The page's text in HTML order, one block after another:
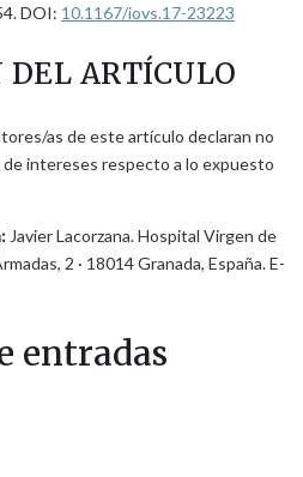
DOI: 10.1167/iovs.17-23223
ARTÍCULO
as de este artículo declaran no
intereses respecto a lo expuesto
Javier Lacorzana. Hospital Virgen de
2 · 18014 Granada, España. E-
entradas